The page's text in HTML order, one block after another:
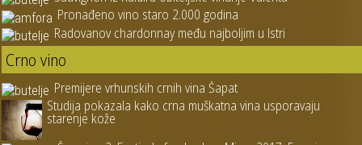
Pronađeno vino staro 2.000 godina
Radovanov chardonnay među najboljim u Istri
Crno vino
Premijere vrhunskih crnih vina Šapat
Studija pokazala kako crna muškatna vina usporavaju
starenje kože